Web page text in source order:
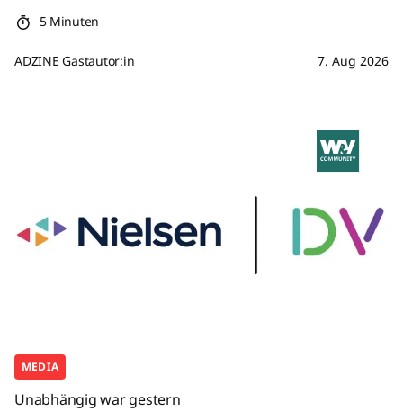
5 Minuten
ADZINE Gastautor:in 7. Aug 2026
MEDIA
Unabhängig war gestern